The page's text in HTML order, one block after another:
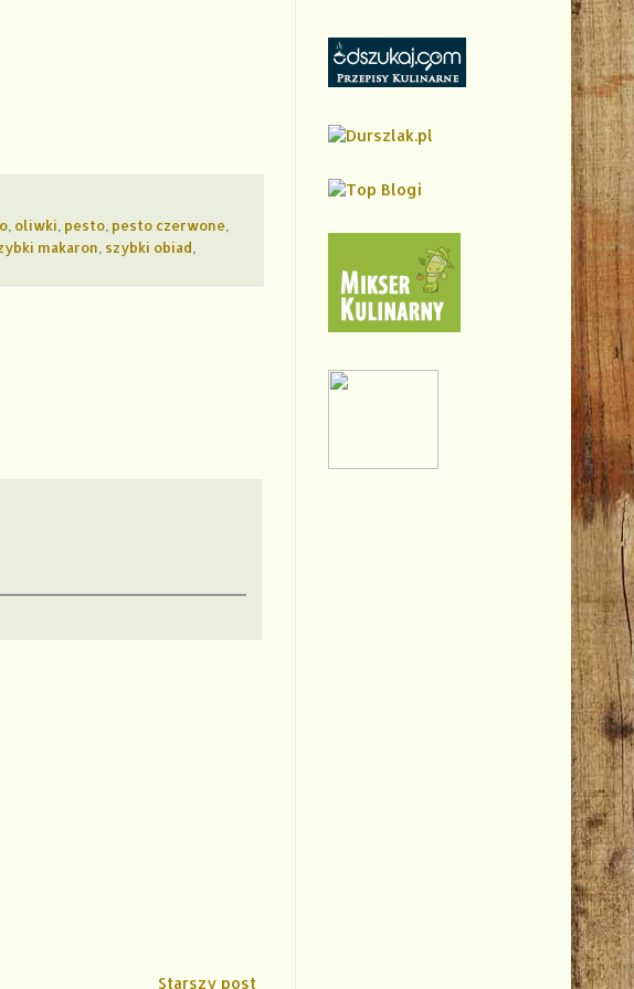
oliwki pesto pesto czerwone
makaron szybki obiad
Starszy post